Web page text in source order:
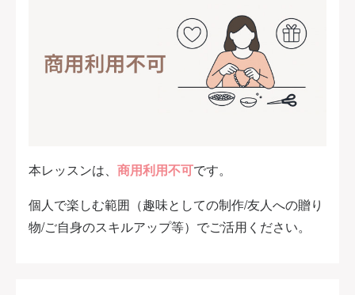
本レッスンは、 商用利用不可です。
個人で楽しむ範囲（趣味としての制作/友人への贈り
物/ご自身のスキルアップ等）でご活用ください。